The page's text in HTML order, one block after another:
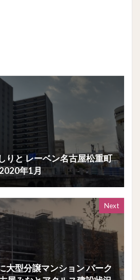
りと レーベン名古屋松重町
年1月
Next
大型分譲マンション パーク